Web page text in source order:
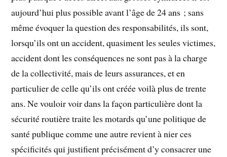
aujourd’hui plus possible avant l’âge de 24 ans ; sans
même évoquer la question des responsabilités, ils sont,
lorsqu’ils ont un accident, quasiment les seules victimes,
accident dont les conséquences ne sont pas à la charge
de la collectivité, mais de leurs assurances, et en
particulier de celle qu’ils ont créée voilà plus de trente
ans. Ne vouloir voir dans la façon particulière dont la
sécurité routière traite les motards qu’une politique de
santé publique comme une autre revient à nier ces
spécificités qui justifient précisément d’y consacrer une